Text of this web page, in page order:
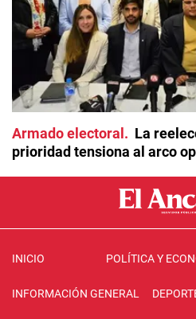
Armado electoral
La
prioridad tensiona al arco
INICIO POLÍTICA Y
INFORMACIÓN GENERAL